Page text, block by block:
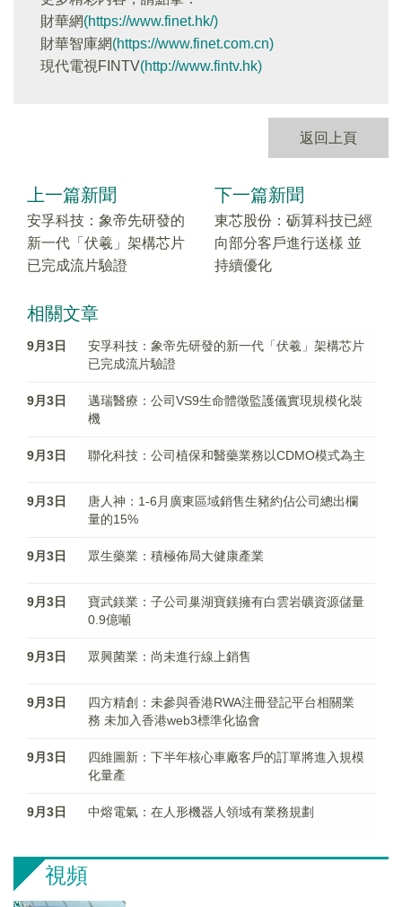
財華網(https://www.finet.hk/)
財華智庫網(https://www.finet.com.cn)
現代電視FINTV(http://www.fintv.hk)
返回上頁
上一篇新聞
安孚科技：象帝先研發的
新一代「伏羲」架構芯片
已完成流片驗證
下一篇新聞
東芯股份：砺算科技已經
向部分客戶進行送樣 並
持續優化
相關文章
9月3日
安孚科技：象帝先研發的新一代「伏羲」架構芯片
已完成流片驗證
9月3日
邁瑞醫療：公司VS9生命體徵監護儀實現規模化裝
機
9月3日 聯化科技：公司植保和醫藥業務以CDMO模式為主
9月3日
唐人神：1-6月廣東區域銷售生豬約佔公司總出欄
量的15%
9月3日 眾生藥業：積極佈局大健康產業
9月3日
寶武鎂業：子公司巢湖寶鎂擁有白雲岩礦資源儲量
0.9億噸
9月3日 眾興菌業：尚未進行線上銷售
9月3日
四方精創：未參與香港RWA注冊登記平台相關業
務 未加入香港web3標準化協會
9月3日
四維圖新：下半年核心車廠客戶的訂單將進入規模
化量產
9月3日 中熔電氣：在人形機器人領域有業務規劃
視頻